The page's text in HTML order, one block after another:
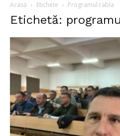
Acasă Etichete Programul rabla
Etichetă: